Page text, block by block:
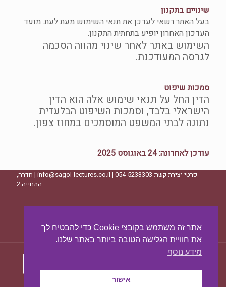
שינויים בתקנון
בעל האתר רשאי לעדכן את תנאי השימוש מעת לעת. מועד
העדכון האחרון יופיע בתחתית התקנון.
השימוש באתר לאחר שינוי מהווה הסכמה
לגרסה המעודכנת.
סמכות שיפוט
הדין החל על תנאי שימוש אלה הוא הדין
הישראלי בלבד, וסמכות השיפוט הבלעדית
נתונה לבתי המשפט המוסמכים במחוז צפון.
עודכן לאחרונה: ‎24 באוגוסט 2025
פרטי יצירת קשר: 054-5233303 | info@sagol-lectures.co.il | חדרה,
התחייה 2
עיצוב ובניית האתר:מאסטר סייט - יצירת נוכחות
אתר זה משתמש בקובצי Cookie כדי להבטיח לך
את חוויית הגלישה הטובה ביותר באתר שלנו.
מידע נוסף
אישור